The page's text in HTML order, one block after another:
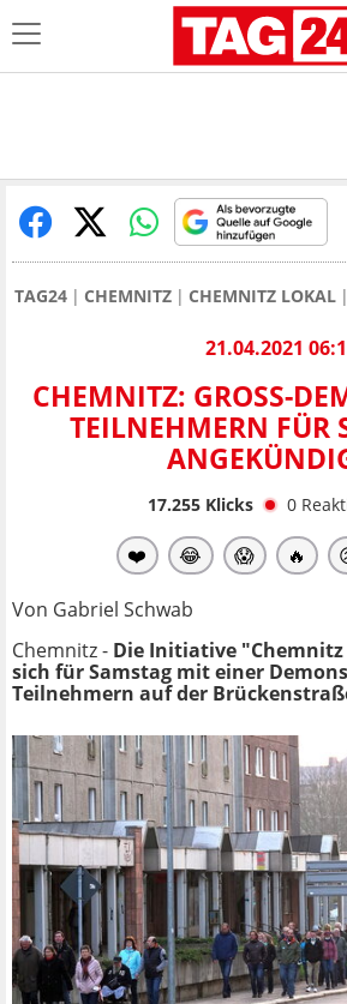
TAG24 CHEMNITZ CHEMNITZ LOKAL
21.04.2021
CHEMNITZ: GROSS-
EILNEHMERN FÜR
17.255Klicks 0
❤️ 😂 😱 🔥
Von Gabriel Schwab
Chemnitz - Die Initiative
sich für Samstag mit einer
Teilnehmern auf der